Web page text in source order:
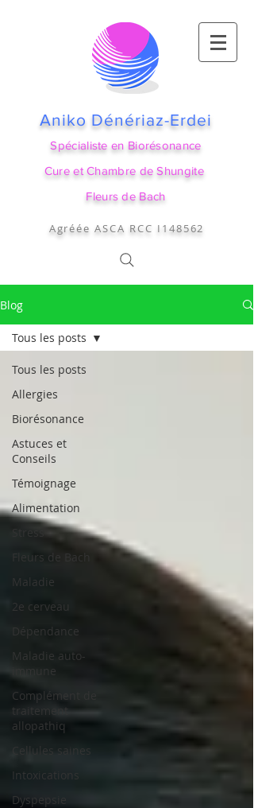
Aniko Dénériaz-Erdei
Spécialiste en Biorésonance
Cure et Chambre de Shungite
Fleurs de Bach
Agréée ASCA RCC I148562
Blog
Tous les posts
Allergies
Biorésonance
Astuces et
Conseils
Témoignage
Alimentation
Stress
Fleurs de Bach
Maladie
2e cerveau
Dépendance
Maladie auto-
immune
Complément de
traitement
allopathiq
Cellules saines
Intoxications
Dyspepsie
Tous les posts